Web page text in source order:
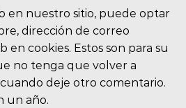
en nuestro sitio, puede optar
dirección de correo
en cookies. Estos son para su
no tenga que volver a
deje otro comentario.
un año.